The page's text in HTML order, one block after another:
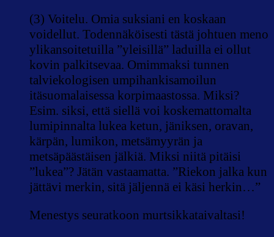
(3) Voitelu. Omia suksiani en koskaan
voidellut. Todennäköisesti tästä johtuen meno
ylikansoitetuilla ”yleisillä” laduilla ei ollut
kovin palkitsevaa. Omimmaksi tunnen
talviekologisen umpihankisamoilun
itäsuomalaisessa korpimaastossa. Miksi?
Esim. siksi, että siellä voi koskemattomalta
lumipinnalta lukea ketun, jäniksen, oravan,
kärpän, lumikon, metsämyyrän ja
metsäpäästäisen jälkiä. Miksi niitä pitäisi
”lukea”? Jätän vastaamatta. ”Riekon jalka kun
jättävi merkin, sitä jäljennä ei käsi herkin…”
Menestys seuratkoon murtsikkataivaltasi!